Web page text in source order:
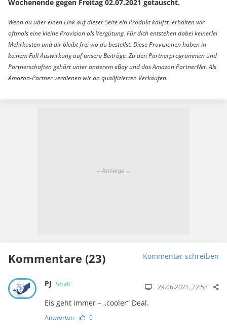
Wochenende gegen Freitag 02.07.2021 getauscht.
Wenn du über einen Link auf dieser Seite ein Produkt kaufst, erhalten wir
oftmals eine kleine Provision als Vergütung. Für dich entstehen dabei keinerlei
Mehrkosten und dir bleibt frei wo du bestellst. Diese Provisionen haben in
keinem Fall Auswirkung auf unsere Beiträge. Zu den Partnerprogrammen und
Partnerschaften gehört unter anderem eBay und das Amazon PartnerNet. Als
Amazon-Partner verdienen wir an qualifizierten Verkäufen.
Kommentare (23) Kommentar schreiben
PJ Studi 29.06.2021, 22:53
Eis geht immer – „cooler“ Deal.
Antworten 0